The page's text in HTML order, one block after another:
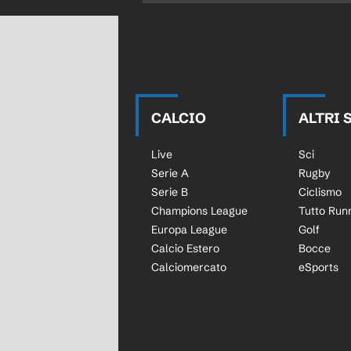
CALCIO
Live
Serie A
Serie B
Champions League
Europa League
Calcio Estero
Calciomercato
ALTRI
Sci
Rugby
Ciclismo
Tutto
Golf
Bocce
eSports